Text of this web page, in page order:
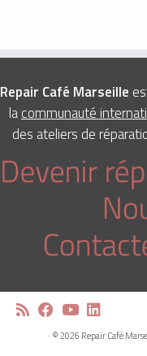
Repair Café Marseille
lacommunauté
des ateliers de
· © 2026 Repair Café